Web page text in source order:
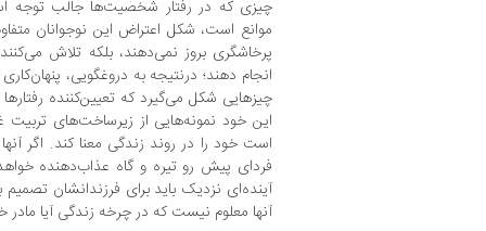
چیزی که در رفتار شخصیت‌ها جالب توجه
موانع است، شکل اعتراض این نوجوانان
پرخاشگری بروز نمی‌دهند، ‌بلکه تلاش
انجام دهند؛ درنتیجه به دروغگویی،
چیزهایی شکل می‌گیرد که تعیین‌کننده‌
این خود نمونه‌هایی از زیرساخت‌های
است خود را در روند زندگی معنا کند. اگر
فردای پیش رو تیره و گاه عذاب‌دهنده
آینده‌ای نزدیک باید برای فرزندانشان تصمیم
آنها معلوم نیست که در چرخه زندگی آیا مادر